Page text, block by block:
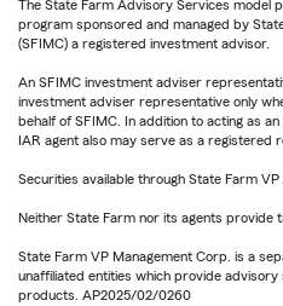
The State Farm Advisory Services model
program sponsored and managed by
(SFIMC) a registered investment advisor.
An SFIMC investment adviser
investment adviser representative only
behalf of SFIMC. In addition to acting as
IAR agent also may serve as a registered
Securities available through State Farm VP
Neither State Farm nor its agents provide
State Farm VP Management Corp. is a
unaffiliated entities which provide
products. AP2025/02/0260